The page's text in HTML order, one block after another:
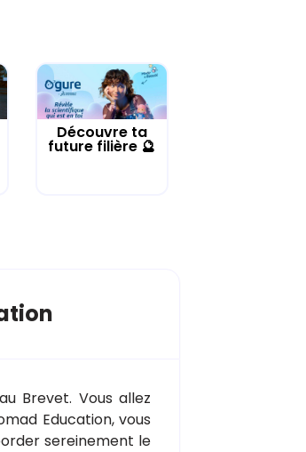
Découvre ta
future filière 🔮
Brevet. Vous allez
Education, vous
sereinement le